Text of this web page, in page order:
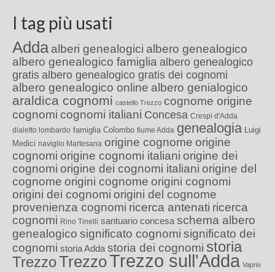
I tag più usati
Adda alberi genealogici albero genealogico
albero genealogico famiglia albero genealogico
gratis albero genealogico gratis dei cognomi
albero genealogico online albero genialogico
araldica cognomi castello Trezzo cognome origine
cognomi cognomi italiani Concesa Crespi d'Adda
dialetto lombardo famiglia Colombo fiume Adda genealogia Luigi
Medici naviglio Martesana origine cognome origine
cognomi origine cognomi italiani origine dei
cognomi origine dei cognomi italiani origine del
cognome origini cognome origini cognomi
origini dei cognomi origini del cognome
provenienza cognomi ricerca antenati ricerca
cognomi Rino Tinelli santuario concesa schema albero
genealogico significato cognomi significato dei
cognomi storia Adda storia dei cognomi storia
TrezzoTrezzoTrezzo sull'Adda Vaprio